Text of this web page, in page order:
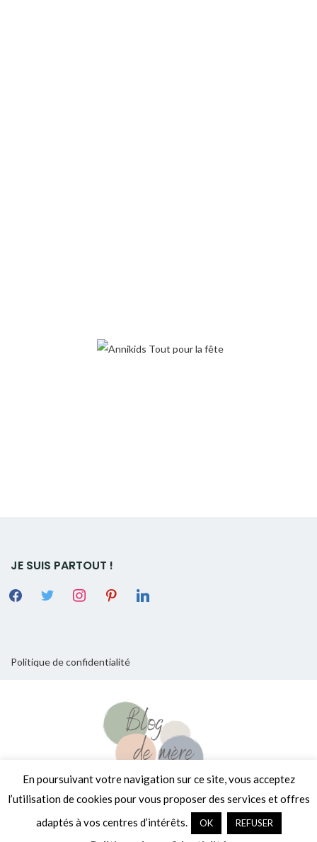
JE SUIS PARTOUT !
Politique de confidentialité
[Encore un] Blog de Mère. Tous droits réservés.
Fièrement propulsé parWordPress. ThèmeEightyDays Litepar
En poursuivant votre navigation sur ce site, vous acceptez
l’utilisation de cookies pour vous proposer des services et offres
adaptés à vos centres d’intérêts.
OK REFUSER